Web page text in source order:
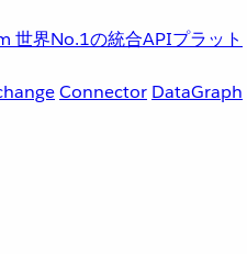
世界No.1の統合APIプラット
Connector DataGraph